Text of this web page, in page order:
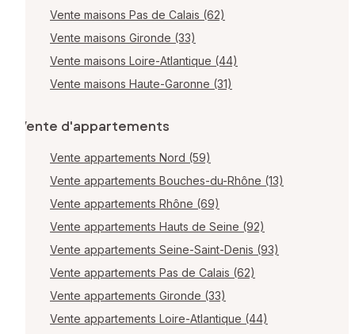
Vente maisons Pas de Calais (62)
Vente maisons Gironde (33)
Vente maisons Loire-Atlantique (44)
Vente maisons Haute-Garonne (31)
Vente d'appartements
Vente appartements Nord (59)
Vente appartements Bouches-du-Rhône (13)
Vente appartements Rhône (69)
Vente appartements Hauts de Seine (92)
Vente appartements Seine-Saint-Denis (93)
Vente appartements Pas de Calais (62)
Vente appartements Gironde (33)
Vente appartements Loire-Atlantique (44)